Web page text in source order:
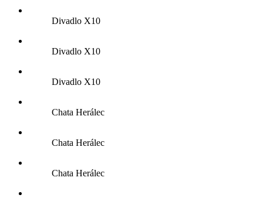
Divadlo X10
Divadlo X10
Divadlo X10
Chata Herálec
Chata Herálec
Chata Herálec